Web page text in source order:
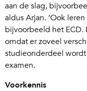
aan de slag,
aldus Arjan. ‘Ook
bijvoorbeeld het
omdat er zoveel
studieonderdeel
examen.
Voorkennis